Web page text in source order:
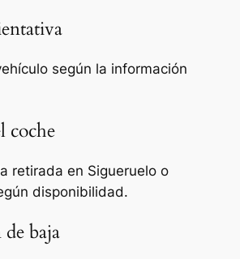
según la información
coche
retirada en Sigueruelo o
disponibilidad.
baja